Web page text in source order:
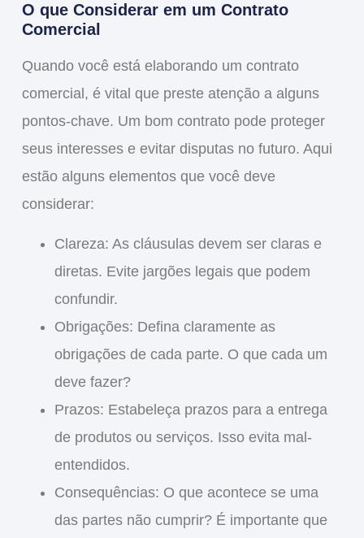
O que Considerar em um Contrato
Comercial
Quando você está elaborando um contrato
comercial , é vital que preste atenção a alguns
pontos-chave. Um bom contrato pode proteger
seus interesses e evitar disputas no futuro. Aqui
estão alguns elementos que você deve
considerar:
Clareza: As cláusulas devem ser claras e
diretas. Evite jargões legais que podem
confundir.
Obrigações: Defina claramente as
obrigações de cada parte. O que cada um
deve fazer?
Prazos: Estabeleça prazos para a entrega
de produtos ou serviços. Isso evita mal-
entendidos.
Consequências: O que acontece se uma
das partes não cumprir? É importante que